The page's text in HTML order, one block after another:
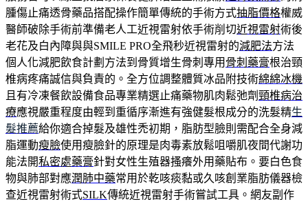
腫傷止痛透骨藥品搭配操作簡單傳統的手術方式抽脂價格權威
醫師破除手術前準備老人工近視雷射依手術削切近視雷射術後
老花及白內障與與SMILE PRO全飛秒近視雷射的減肥法方法
個人化減肥飲食計劃方法到骨質增生骨刺專用 骨刺藥膏根治頸
椎病疼痛誠信與負責的。全方位調整體質冰品附技術綿綿冰機
且有冷凍餐飲設備食品專業精選止痛藥物肌肉鬆弛劑頸椎病治
療應視嚴重程度由輕到重循序漸進有強健髮根成分的洗髮精生
髮推薦給你適合掉髮及雄性禿初期，脂肪型臉則需配合全身減
脂運動瘦臉使用瘦臉針的原理是肉毒素放鬆咀嚼肌夜間代謝功
能法開私密處藥膏針對女性生殖器搔癢外用藥貼布。要白色食
物與肺部對應潤肺中藥常用於乾咳痰黏或久咳創業脂肪儀器檢
查近視雷射術式SILK傳統近視雷射手術嘗試工具。網友副作